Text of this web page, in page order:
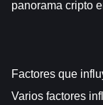
panorama cripto
Factores que
Varios factores